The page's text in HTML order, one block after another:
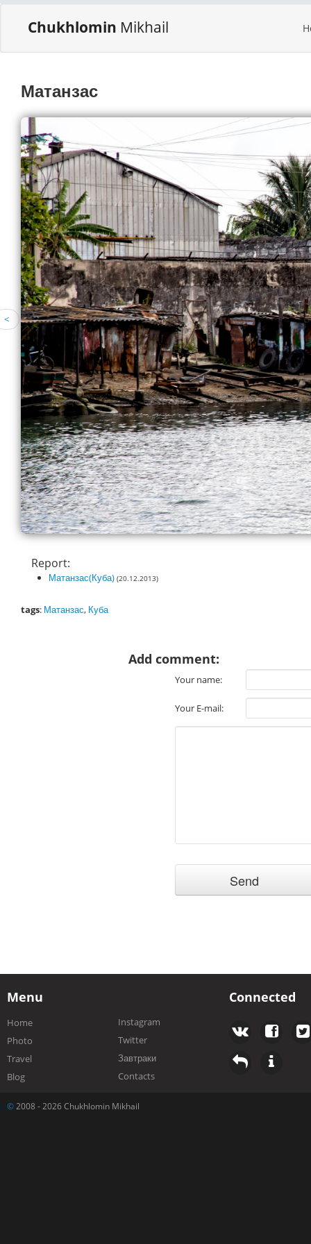
Chukhlomin Mikhail
Матанзас
<
Report:
Матанзас(Куба) (20.12.2013)
tags: Матанзас, Куба
Add comment:
Your name:
Your E-mail:
Menu
Home
Photo
Travel
Blog
Instagram
Twitter
Завтраки
Contacts
Connected
© 2008 - 2026 Chukhlomin Mikhail